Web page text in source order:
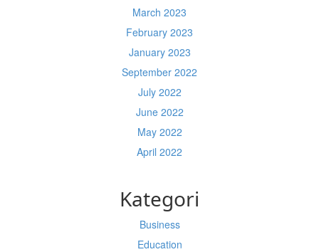
March 2023
February 2023
January 2023
September 2022
July 2022
June 2022
May 2022
April 2022
Kategori
Business
Education